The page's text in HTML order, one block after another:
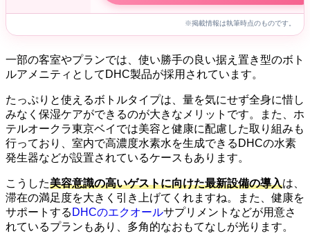
※掲載情報は執筆時点のものです。
一部の客室やプランでは、使い勝手の良い据え置き型のボト
ルアメニティとしてDHC製品が採用されています。
たっぷりと使えるボトルタイプは、量を気にせず全身に惜し
みなく保湿ケアができるのが大きなメリットです。また、ホ
テルオークラ東京ベイでは美容と健康に配慮した取り組みも
行っており、室内で高濃度水素水を生成できるDHCの水素
発生器などが設置されているケースもあります。
こうした美容意識の高いゲストに向けた最新設備の導入は、
滞在の満足度を大きく引き上げてくれますね。また、健康を
サポートする DHCのエクオールサプリメントなどが用意さ
れているプランもあり、多角的なおもてなしが光ります。